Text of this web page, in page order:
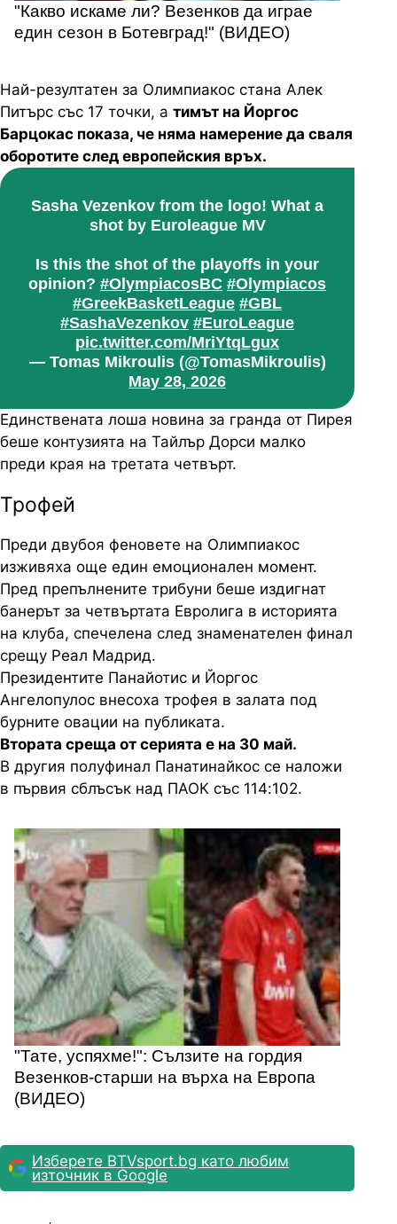
"Какво искаме ли? Везенков да играе
един сезон в Ботевград!" (ВИДЕО)
Най-резултатен за Олимпиакос стана Алек
Питърс със 17 точки, а тимът на Йоргос
Барцокас показа, че няма намерение да сваля
оборотите след европейския връх.
Sasha Vezenkov from the logo! What a
shot by Euroleague MV
Is this the shot of the playoffs in your
opinion? #OlympiacosBC #Olympiacos
#GreekBasketLeague #GBL
#SashaVezenkov #EuroLeague
pic.twitter.com/MriYtqLgux
— Tomas Mikroulis (@TomasMikroulis)
May 28, 2026
Единствената лоша новина за гранда от Пирея
беше контузията на Тайлър Дорси малко
преди края на третата четвърт.
Трофей
Преди двубоя феновете на Олимпиакос
изживяха още един емоционален момент.
Пред препълнените трибуни беше издигнат
банерът за четвъртата Евролига в историята
на клуба, спечелена след знаменателен финал
срещу Реал Мадрид.
Президентите Панайотис и Йоргос
Ангелопулос внесоха трофея в залата под
бурните овации на публиката.
Втората среща от серията е на 30 май.
В другия полуфинал Панатинайкос се наложи
в първия сблъсък над ПАОК със 114:102.
"Тате, успяхме!": Сълзите на гордия
Везенков-старши на върха на Европа
(ВИДЕО)
Изберете BTVsport.bg като любим
източник в Google